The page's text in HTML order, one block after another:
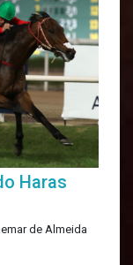
Haras
de Almeida